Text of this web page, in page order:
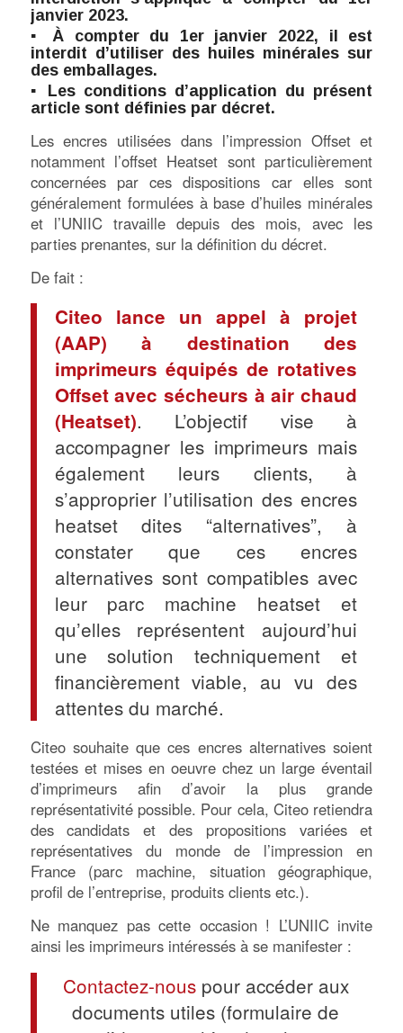
janvier 2023.
▪ À compter du 1er janvier 2022, il est
interdit d’utiliser des huiles minérales sur
des emballages.
▪ Les conditions d’application du présent
article sont définies par décret.
Les encres utilisées dans l’impression Offset et
notamment l’offset Heatset sont particulièrement
concernées par ces dispositions car elles sont
généralement formulées à base d’huiles minérales
et l’UNIIC travaille depuis des mois, avec les
parties prenantes, sur la définition du décret.
De fait :
Citeo lance un appel à projet
(AAP) à destination des
imprimeurs équipés de rotatives
Offset avec sécheurs à air chaud
(Heatset). L’objectif vise à
accompagner les imprimeurs mais
également leurs clients, à
s’approprier l’utilisation des encres
heatset dites “alternatives”, à
constater que ces encres
alternatives sont compatibles avec
leur parc machine heatset et
qu’elles représentent aujourd’hui
une solution techniquement et
financièrement viable, au vu des
attentes du marché.
Citeo souhaite que ces encres alternatives soient
testées et mises en oeuvre chez un large éventail
d’imprimeurs afin d’avoir la plus grande
représentativité possible. Pour cela, Citeo retiendra
des candidats et des propositions variées et
représentatives du monde de l’impression en
France (parc machine, situation géographique,
profil de l’entreprise, produits clients etc.).
Ne manquez pas cette occasion ! L’UNIIC invite
ainsi les imprimeurs intéressés à se manifester :
Contactez-nouspour accéder aux
documents utiles (formulaire de